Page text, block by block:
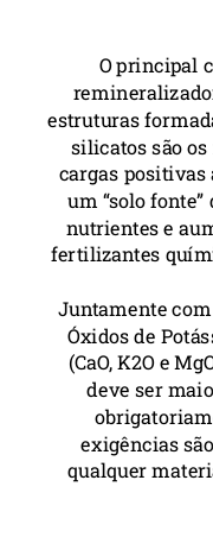
O principal
estruturas
silicatos são
cargas positivas
um “solo
nutrientes e
fertilizantes
Juntamente
Óxidos de
(CaO, K2O e
deve ser
exigências
qualquer